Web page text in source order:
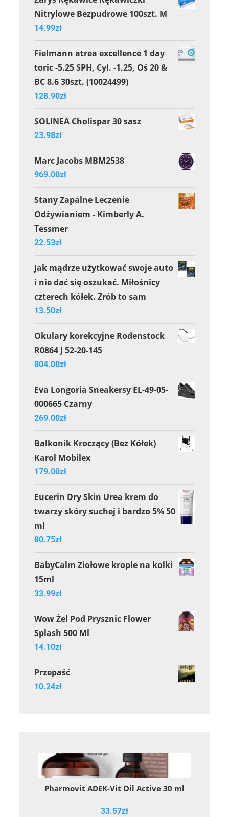
Nitrylowe Bezpudrowe 100szt. M
14.99zł
Fielmann atrea excellence 1 day
toric -5.25 SPH, Cyl. -1.25, Oś 20 &
BC 8.6 30szt. (10024499)
128.90zł
SOLINEA Cholispar 30 sasz
23.98zł
Marc Jacobs MBM2538
969.00zł
Stany Zapalne Leczenie
Odżywianiem - Kimberly A.
Tessmer
22.53zł
Jak mądrze użytkować swoje auto
i nie dać się oszukać. Miłośnicy
czterech kółek. Zrób to sam
13.50zł
Okulary korekcyjne Rodenstock
R0864 J 52-20-145
804.00zł
Eva Longoria Sneakersy EL-49-05-
000665 Czarny
269.00zł
Balkonik Kroczący (Bez Kółek)
Karol Mobilex
179.00zł
Eucerin Dry Skin Urea krem do
twarzy skóry suchej i bardzo 5% 50
ml
80.75zł
BabyCalm Ziołowe krople na kolki
15ml
33.99zł
Wow Żel Pod Prysznic Flower
Splash 500 Ml
14.10zł
Przepaść
10.24zł
Pharmovit ADEK-Vit Oil Active 30 ml
33.57zł